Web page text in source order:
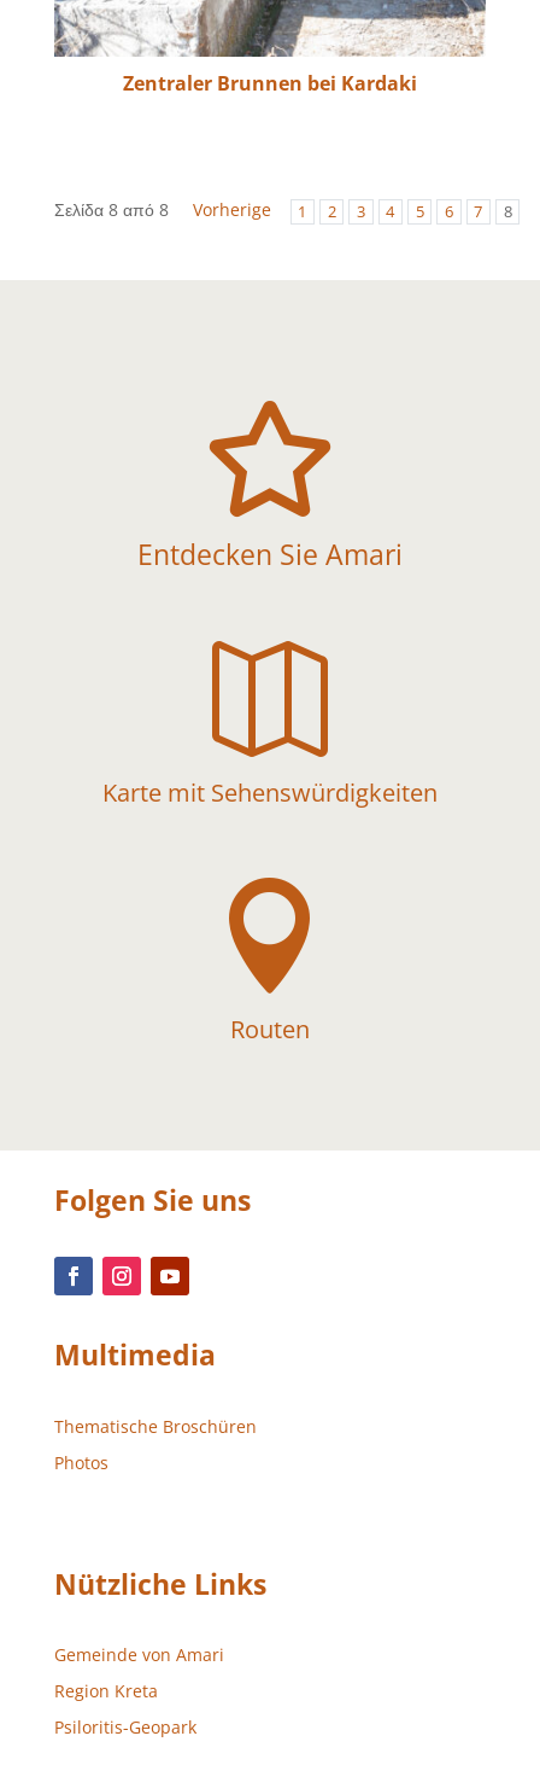
Zentraler Brunnen bei Kardaki
Σελίδα 8 από 8 Vorherige 1 2 3 4 5 6 7 8

Entdecken Sie Amari

Karte mit Sehenswürdigkeiten

Routen
Folgen Sie uns
Multimedia
Thematische Broschüren
Photos
Nützliche Links
Gemeinde von Amari
Region Kreta
Psiloritis-Geopark